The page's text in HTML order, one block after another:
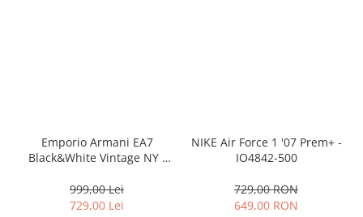
Emporio Armani EA7
Black&White Vintage NY -
999,00 Lei
729,00 Lei
NIKE Air Force 1 '07 Prem+ -
IO4842-500
729,00 RON
649,00 RON